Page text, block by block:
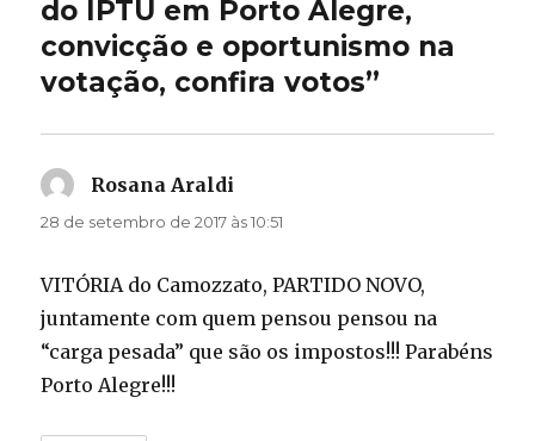
do IPTU em Porto Alegre,
convicção e oportunismo na
votação, confira votos”
Rosana Araldi
28 de setembro de 2017 às 10:51
VITÓRIA do Camozzato, PARTIDO NOVO,
juntamente com quem pensou pensou na
“carga pesada” que são os impostos!!! Parabéns
Porto Alegre!!!